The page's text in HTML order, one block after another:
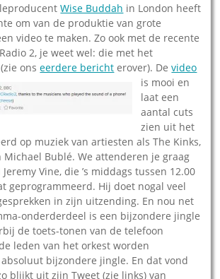
Wise Buddah in London heeft
om van de produktie van grote
video te maken. Zo ook met de recente
2, je weet wel: die met het
onseerdere bericht erover). Devideo
is mooi en
laat een
aantal cuts
zien uit het
op muziek van artiesten als The Kinks,
Michael Bublé. We attenderen je graag
Vine, die ’s middags tussen 12.00
geprogrammeerd. Hij doet nogal veel
in zijn uitzending. En nou net
onderderdeel is een bijzondere jingle
de toets-tonen van de telefoon
leden van het orkest worden
absoluut bijzondere jingle. En dat vond
blijkt uit zijn Tweet (zie links) van